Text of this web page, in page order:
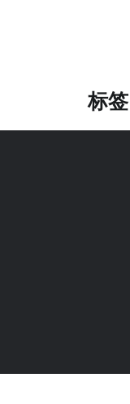
标签